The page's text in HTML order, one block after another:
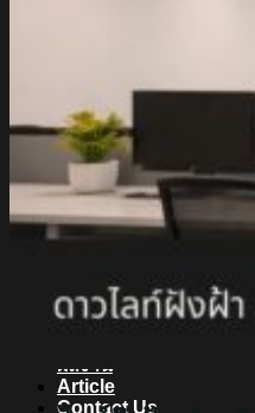
Wall Light
Bollard
Step Light
Garden Light
Up Light
LED Swimming
Linear Wall
Post Lamp
Streetlight solar
Floodlight
ผลงาน
Article
Contact Us